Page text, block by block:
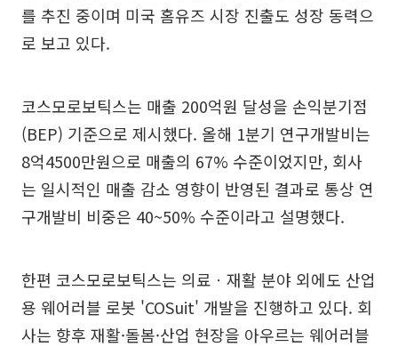
를 추진 중이며 미국 홈유즈 시장 진출도 성장 동력으
로 보고 있다.
코스모로보틱스는 매출 200억원 달성을 손익분기점
(BEP) 기준으로 제시했다. 올해 1분기 연구개발비는
8억4500만원으로 매출의 67% 수준이었지만, 회사
는 일시적인 매출 감소 영향이 반영된 결과로 통상 연
구개발비 비중은 40~50% 수준이라고 설명했다.
한편 코스모로보틱스는 의료ㆍ재활 분야 외에도 산업
용 웨어러블 로봇 'COSuit' 개발을 진행하고 있다. 회
사는 향후 재활·돌봄·산업 현장을 아우르는 웨어러블